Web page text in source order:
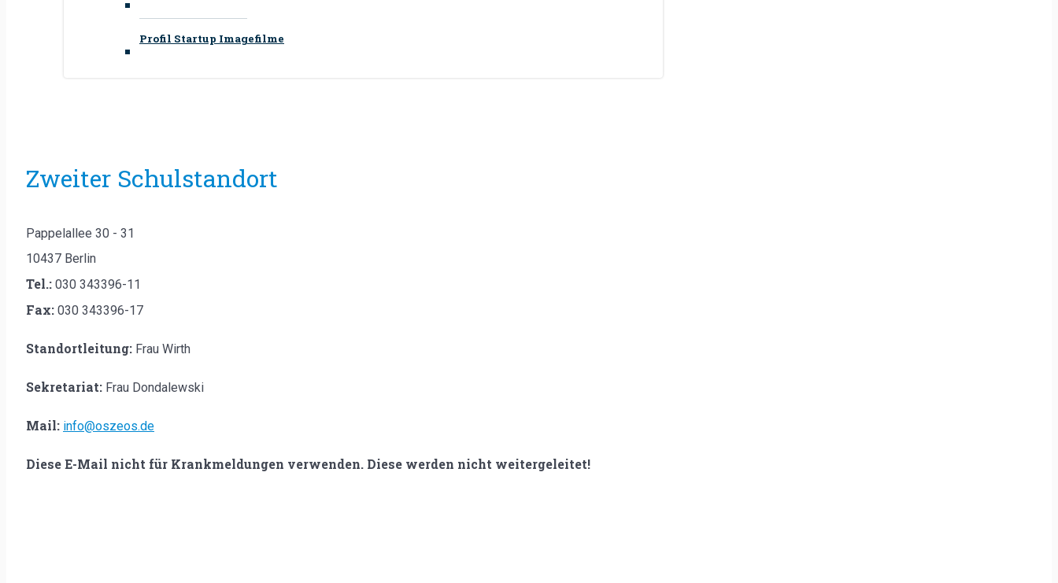
Profil Startup Imagefilme
Zweiter Schulstandort
Pappelallee 30 - 31
10437 Berlin
Tel.: 030 343396-11
Fax: 030 343396-17
Standortleitung: Frau Wirth
Sekretariat: Frau Dondalewski
Mail: info@oszeos.de
Diese E-Mail nicht für Krankmeldungen verwenden. Diese werden nicht weitergeleitet!